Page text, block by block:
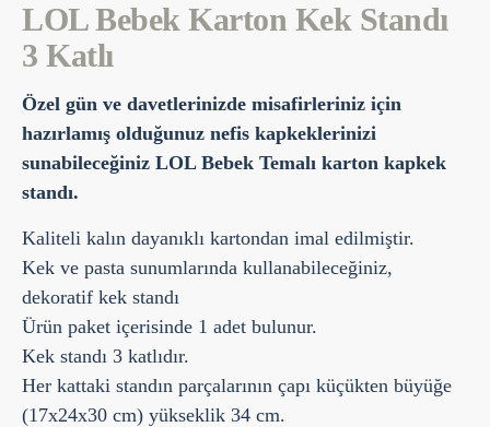
LOL Bebek Karton Kek Standı
3 Katlı
Özel gün ve davetlerinizde misafirleriniz için
hazırlamış olduğunuz nefis kapkeklerinizi
sunabileceğiniz LOL Bebek Temalı karton kapkek
standı.
Kaliteli kalın dayanıklı kartondan imal edilmiştir.
Kek ve pasta sunumlarında kullanabileceğiniz,
dekoratif kek standı
Ürün paket içerisinde 1 adet bulunur.
Kek standı 3 katlıdır.
Her kattaki standın parçalarının çapı küçükten büyüğe
(17x24x30 cm) yükseklik 34 cm.